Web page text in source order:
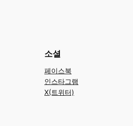
소셜
페이스북
인스타그램
X(트위터)